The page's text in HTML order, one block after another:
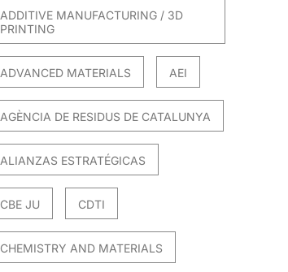
ADDITIVE MANUFACTURING / 3D
PRINTING
ADVANCED MATERIALS AEI
AGÈNCIA DE RESIDUS DE CATALUNYA
ALIANZAS ESTRATÉGICAS
CBE JU CDTI
CHEMISTRY AND MATERIALS